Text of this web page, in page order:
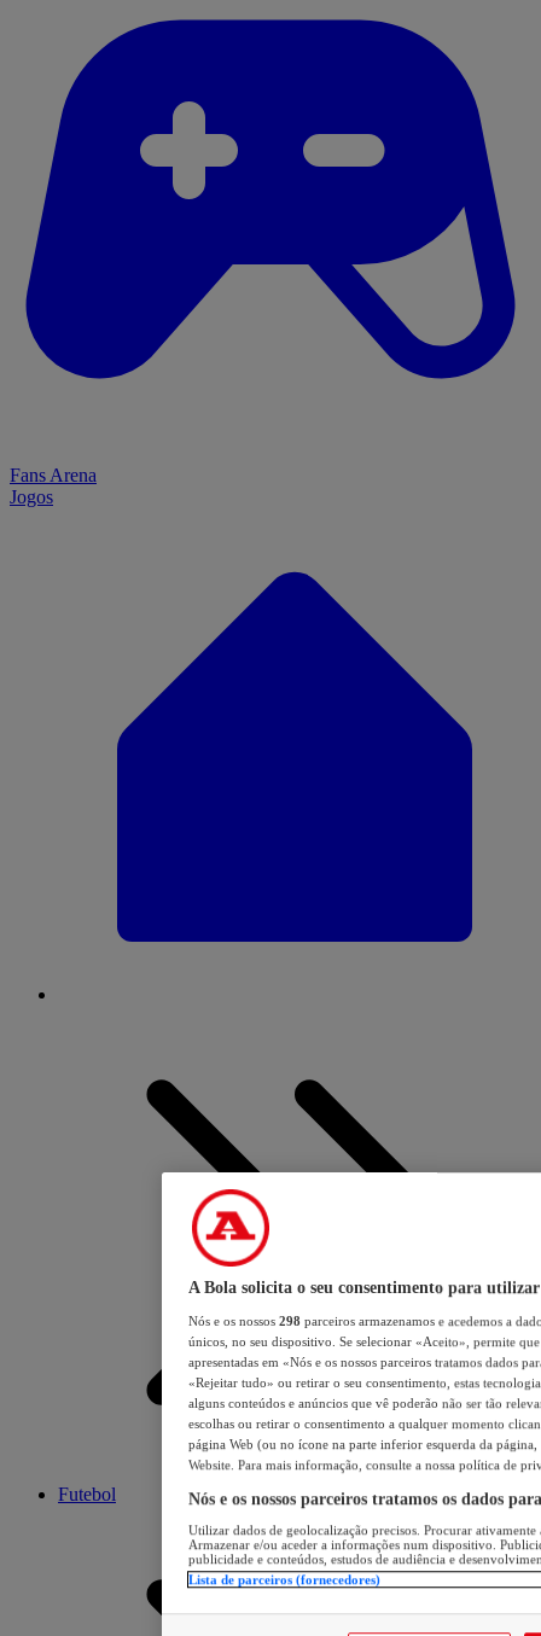
Fans Arena
Jogos
Futebol
A Bola solicita o seu consentimento para utilizar
Nós e os nossos 298 parceiros armazenamos e acedemos a
únicos, no seu dispositivo. Se selecionar «Aceito», permite
apresentadas em «Nós e os nossos parceiros tratamos dados
«Rejeitar tudo» ou retirar o seu consentimento, estas
alguns conteúdos e anúncios que vê poderão não ser tão
escolhas ou retirar o consentimento a qualquer momento
página Web (ou no ícone na parte inferior esquerda da página,
Website. Para mais informação, consulte a nossa política de
Nós e os nossos parceiros tratamos os dados
Utilizar dados de geolocalização precisos. Procurar
Armazenar e/ou aceder a informações num dispositivo.
publicidade e conteúdos, estudos de audiência e
Lista de parceiros (fornecedores)